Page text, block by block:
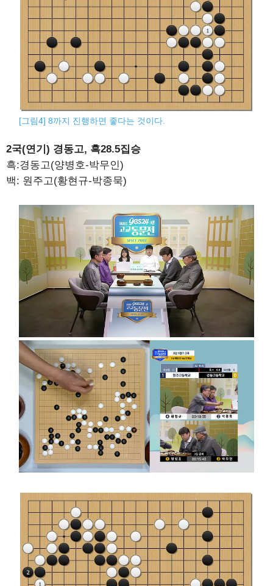
[그림4] 8까지 진행하면 좋다는 것이다.
2국(연기) 경동고, 흑28.5집승
흑:경동고(양병호-박무인)
백: 원주고(황현규-박종묵)